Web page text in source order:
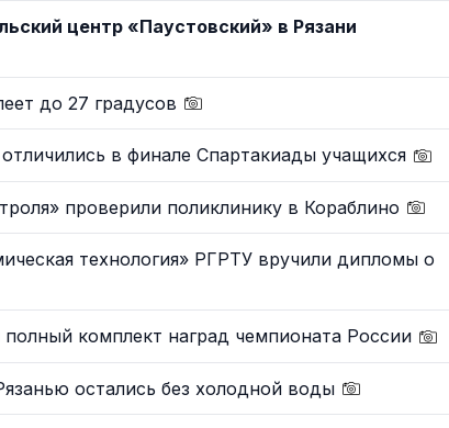
центр «Паустовский» в Рязани
до 27 градусов
в финале Спартакиады учащихся
проверили поликлинику в Кораблино
технология» РГРТУ вручили дипломы о
комплект наград чемпионата России
остались без холодной воды